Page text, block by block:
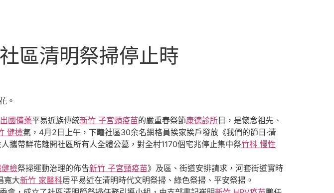
區清明祭掃停止時
。
國備藥平易近族傳統新竹 子宮頸疫苗的嚴重春祭節康德診所日，是懷念祖先、
健檢氣，4月2日上午，下疃社區30余名網格員挨家挨戶發放《我們的節日·清
攜帶鮮花離開社區所有人全體公墓，對全村1170個宅兆停止集中祭竹科 慢性
檢祭掃運動治理的佈告新竹 子宮頸疫苗》及區、街道安排請求，河套街道實時
寬大新竹 家醫科居平易近在清明時代文明祭掃、綠色祭掃、平安祭掃。